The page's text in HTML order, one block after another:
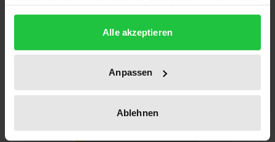
gesammelt haben.
Alle akzeptieren
Anpassen
Ablehnen
Nomos, 1. Auflage 2025
inkl. MwSt.